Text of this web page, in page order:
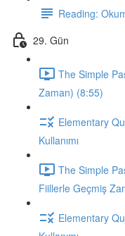
Reading:
29. Gün
The Simple
Zaman) (8:55)
Elementary
Kullanımı
The Simple
Fiillerle Geçmiş
Elementary